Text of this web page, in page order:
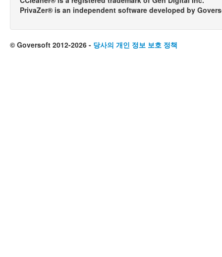
PrivaZer® is an independent software developed by
© Goversoft 2012-2026 - 당사의 개인 정보 보호 정책